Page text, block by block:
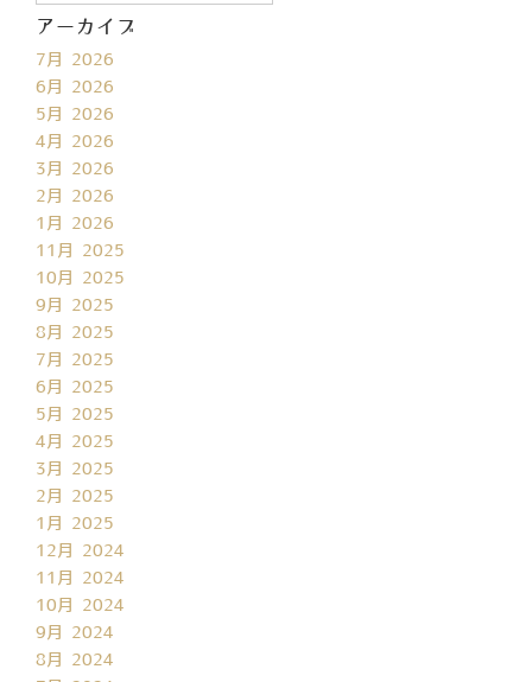
アーカイブ
7月 2026
6月 2026
5月 2026
4月 2026
3月 2026
2月 2026
1月 2026
11月 2025
10月 2025
9月 2025
8月 2025
7月 2025
6月 2025
5月 2025
4月 2025
3月 2025
2月 2025
1月 2025
12月 2024
11月 2024
10月 2024
9月 2024
8月 2024